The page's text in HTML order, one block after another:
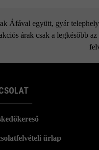
Áfával együtt, gyár
árak csak a legkésőbb
űrlap